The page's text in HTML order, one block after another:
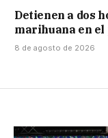
Detienen a dos
marihuana en
8 de agosto de 2026